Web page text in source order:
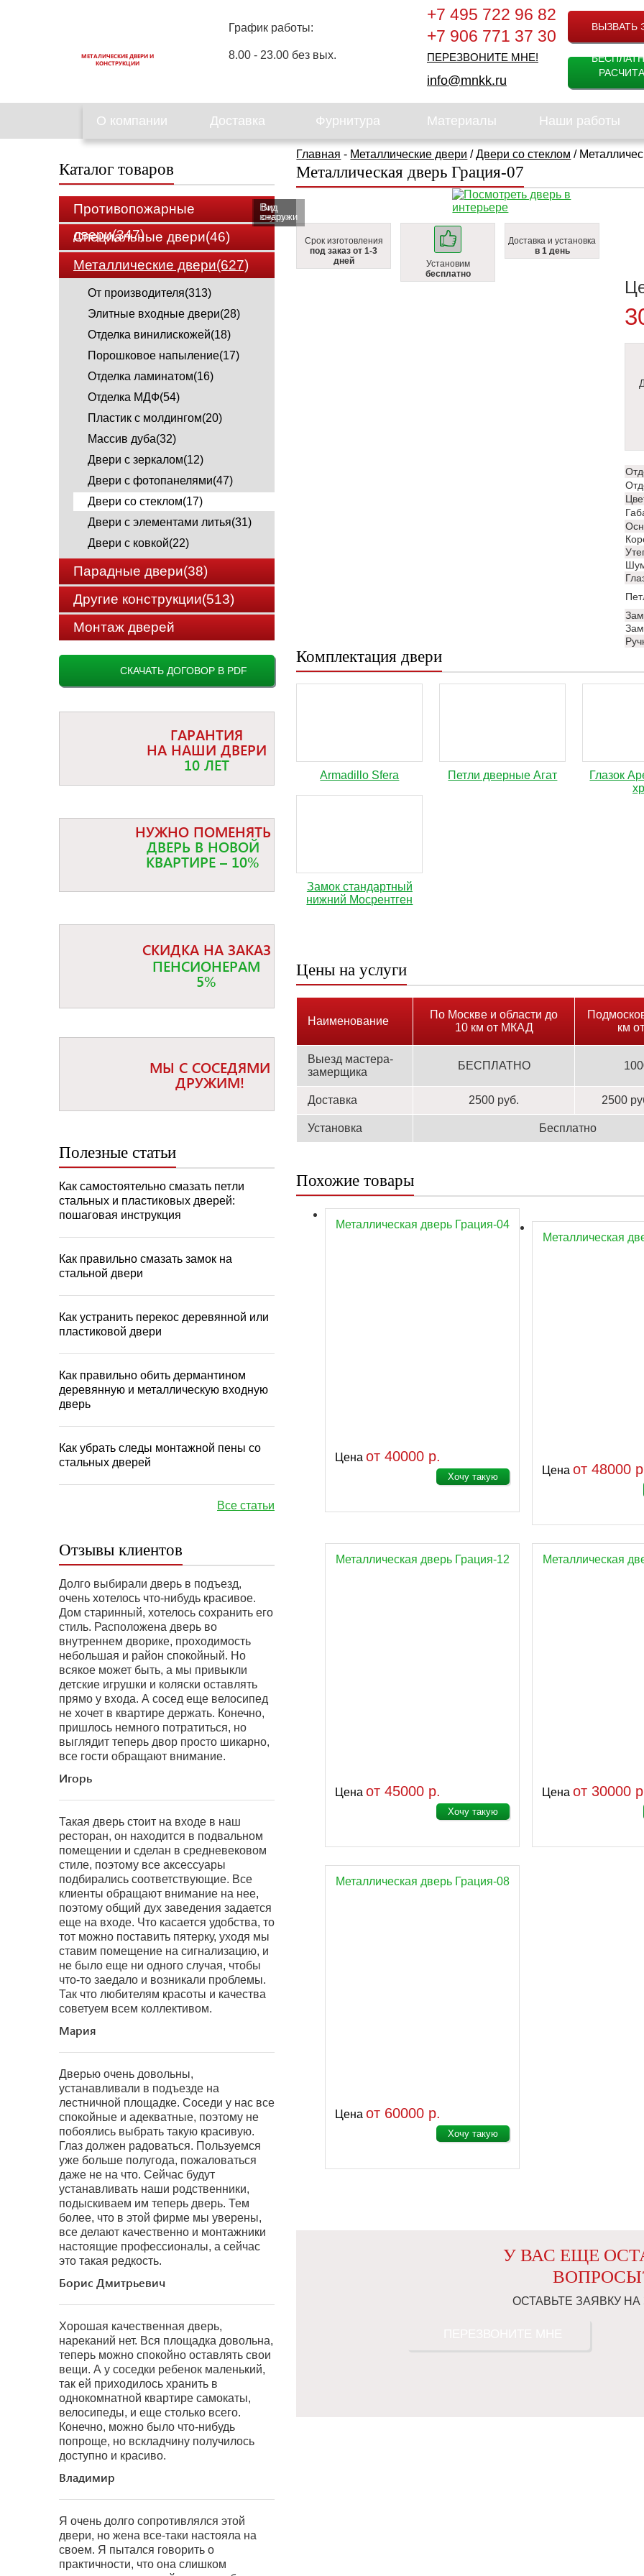
МЕТАЛИЧЕСКИЕ ДВЕРИ И
КОНСТРУКЦИИ
График работы:
8.00 - 23.00 без вых.
+7 495 722 96 82
+7 906 771 37 30
ПЕРЕЗВОНИТЕ МНЕ!
info@mnkk.ru
ВЫЗВАТЬ
О компании Доставка Фурнитура Материалы Наши работы
Главная - Металлические двери /Двери со стеклом /
Металлическая дверь Грация-07
Вид
внутри
Вид
cнаружи
Срок изготовления
под заказ от 1-3
дней
Установим
бесплатно
Доставка и установка
в 1 день
Комплектация двери
Аrmadillo Sfera Петли дверные Агат
Глазок
Замок стандартный
нижний Мосрентген
Цены на услуги
Наименование
По Москве и области до
10 км от МКАД
км
Выезд мастера-
замерщика
БЕСПЛАТНО
Доставка 2500 руб. 2500
Установка Бесплатно
Похожие товары
Металлическая дверь Грация-04
Ценаот 40000 р.
Хочу такую
Металлическая
Ценаот 48000
Металлическая дверь Грация-12
Ценаот 45000 р.
Хочу такую
Металлическая
Ценаот 30000
Металлическая дверь Грация-08
Ценаот 60000 р.
Хочу такую
У ВАС ЕЩЕ
ОСТАВЬТЕ ЗАЯВКУ НА
Каталог товаров
Противопожарные
двери(347)
Специальные двери(46)
Металлические двери(627)
От производителя(313)
Элитные входные двери(28)
Отделка винилискожей(18)
Порошковое напыление(17)
Отделка ламинатом(16)
Отделка МДФ(54)
Пластик с молдингом(20)
Массив дуба(32)
Двери с зеркалом(12)
Двери с фотопанелями(47)
Двери со стеклом(17)
Двери с элементами литья(31)
Двери с ковкой(22)
Парадные двери(38)
Другие конструкции(513)
Монтаж дверей
СКАЧАТЬ ДОГОВОР В PDF
ГАРАНТИЯ
НА НАШИ ДВЕРИ
10 ЛЕТ
НУЖНО ПОМЕНЯТЬ
ДВЕРЬ В НОВОЙ
КВАРТИРЕ – 10%
СКИДКА НА ЗАКАЗ
ПЕНСИОНЕРАМ
5%
МЫ С СОСЕДЯМИ
ДРУЖИМ!
Полезные статьи
Как самостоятельно смазать петли
стальных и пластиковых дверей:
пошаговая инструкция
Как правильно смазать замок на
стальной двери
Как устранить перекос деревянной или
пластиковой двери
Как правильно обить дермантином
деревянную и металлическую входную
дверь
Как убрать следы монтажной пены со
стальных дверей
Все статьи
Отзывы клиентов
Долго выбирали дверь в подъезд,
очень хотелось что-нибудь красивое.
Дом старинный, хотелось сохранить его
стиль. Расположена дверь во
внутреннем дворике, проходимость
небольшая и район спокойный. Но
всякое может быть, а мы привыкли
детские игрушки и коляски оставлять
прямо у входа. А сосед еще велосипед
не хочет в квартире держать. Конечно,
пришлось немного потратиться, но
выглядит теперь двор просто шикарно,
все гости обращают внимание.
Игорь
Такая дверь стоит на входе в наш
ресторан, он находится в подвальном
помещении и сделан в средневековом
стиле, поэтому все аксессуары
подбирались соответствующие. Все
клиенты обращают внимание на нее,
поэтому общий дух заведения задается
еще на входе. Что касается удобства, то
тот можно поставить пятерку, уходя мы
ставим помещение на сигнализацию, и
не было еще ни одного случая, чтобы
что-то заедало и возникали проблемы.
Так что любителям красоты и качества
советуем всем коллективом.
Мария
Дверью очень довольны,
устанавливали в подъезде на
лестничной площадке. Соседи у нас все
спокойные и адекватные, поэтому не
побоялись выбрать такую красивую.
Глаз должен радоваться. Пользуемся
уже больше полугода, пожаловаться
даже не на что. Сейчас будут
устанавливать наши родственники,
подыскиваем им теперь дверь. Тем
более, что в этой фирме мы уверены,
все делают качественно и монтажники
настоящие профессионалы, а сейчас
это такая редкость.
Борис Дмитрьевич
Хорошая качественная дверь,
нареканий нет. Вся площадка довольна,
теперь можно спокойно оставлять свои
вещи. А у соседки ребенок маленький,
так ей приходилось хранить в
однокомнатной квартире самокаты,
велосипеды, и еще столько всего.
Конечно, можно было что-нибудь
попроще, но вскладчину получилось
доступно и красиво.
Владимир
Я очень долго сопротивлялся этой
двери, но жена все-таки настояла на
своем. Я пытался говорить о
практичности, что она слишком